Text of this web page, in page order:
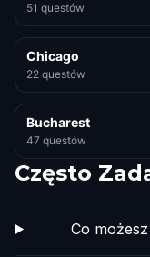
51 questów
Chicago
22 questów
Bucharest
47 questów
Często
Co